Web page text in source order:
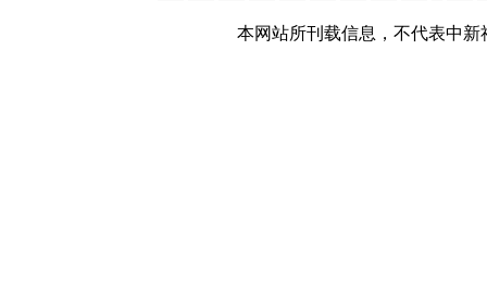
本网站所刊载信息，不代表中